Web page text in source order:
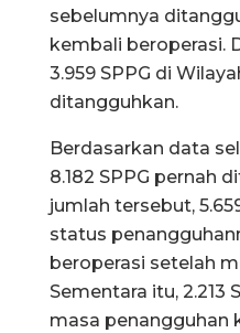
sebelumnya
kembali beroperasi.
3.959 SPPG di
ditangguhkan.
Berdasarkan data
8.182 SPPG pernah
jumlah tersebut,
status
beroperasi setelah
Sementara itu, 2.213
masa penangguhan